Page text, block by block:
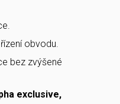
obvodu.
bez zvýšené
exclusive,